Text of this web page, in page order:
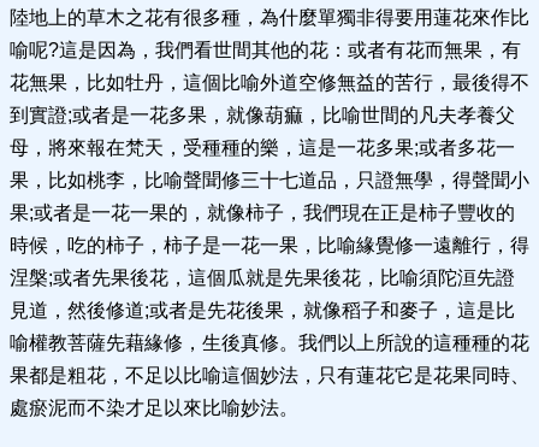
陸地上的草木之花有很多種，為什麼單獨非得要用蓮花來作比
喻呢?這是因為，我們看世間其他的花：或者有花而無果，有
花無果，比如牡丹，這個比喻外道空修無益的苦行，最後得不
到實證;或者是一花多果，就像葫痲，比喻世間的凡夫孝養父
母，將來報在梵天，受種種的樂，這是一花多果;或者多花一
果，比如桃李，比喻聲聞修三十七道品，只證無學，得聲聞小
果;或者是一花一果的，就像柿子，我們現在正是柿子豐收的
時候，吃的柿子，柿子是一花一果，比喻緣覺修一遠離行，得
涅槃;或者先果後花，這個瓜就是先果後花，比喻須陀洹先證
見道，然後修道;或者是先花後果，就像稻子和麥子，這是比
喻權教菩薩先藉緣修，生後真修。我們以上所說的這種種的花
果都是粗花，不足以比喻這個妙法，只有蓮花它是花果同時、
處瘀泥而不染才足以來比喻妙法。